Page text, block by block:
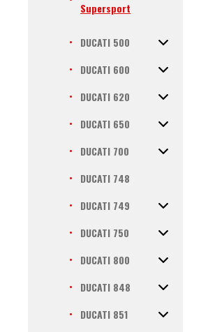
Supersport
DUCATI 500
DUCATI 600
DUCATI 620
DUCATI 650
DUCATI 700
DUCATI 748
DUCATI 749
DUCATI 750
DUCATI 800
DUCATI 848
DUCATI 851